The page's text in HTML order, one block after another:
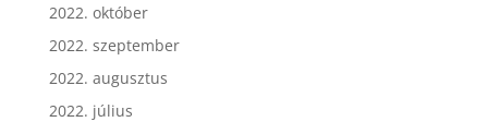
2022. október
2022. szeptember
2022. augusztus
2022. július